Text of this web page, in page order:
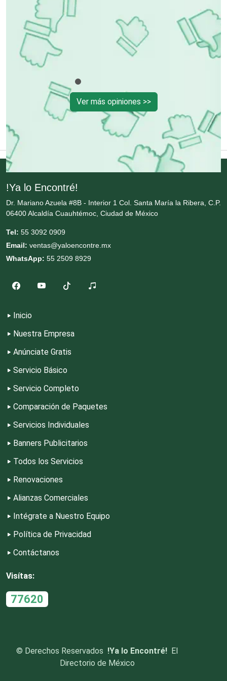
Conversiones Automotrices
Copiadoras
Cortinas, Persianas y Alfombras
Cremerías y Salchichonerías
Decoración de Interiores
Dentistas
Deportes
Dermatólogos
Dulcerías
Edecanes
Editores
Electricidad y Plomería
Elevadores y Ascensores
Ver más opiniones >>
!Ya lo Encontré!
Dr. Mariano Azuela #8B - Interior 1 Col. Santa María la Ribera, C.P.
06400 Alcaldía Cuauhtémoc, Ciudad de México
Tel: 55 3092 0909
Email: ventas@yaloencontre.mx
WhatsApp: 55 2509 8929
Inicio
Nuestra Empresa
Anúnciate Gratis
Servicio Básico
Servicio Completo
Comparación de Paquetes
Servicios Individuales
Banners Publicitarios
Todos los Servicios
Renovaciones
Alianzas Comerciales
Intégrate a Nuestro Equipo
Política de Privacidad
Contáctanos
Visítas:
77620
© Derechos Reservados !Ya lo Encontré! El
Directorio de México